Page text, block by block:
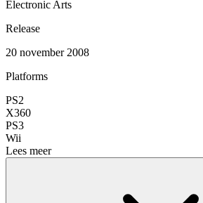
Electronic Arts
Release
20 november 2008
Platforms
PS2
X360
PS3
Wii
Lees meer